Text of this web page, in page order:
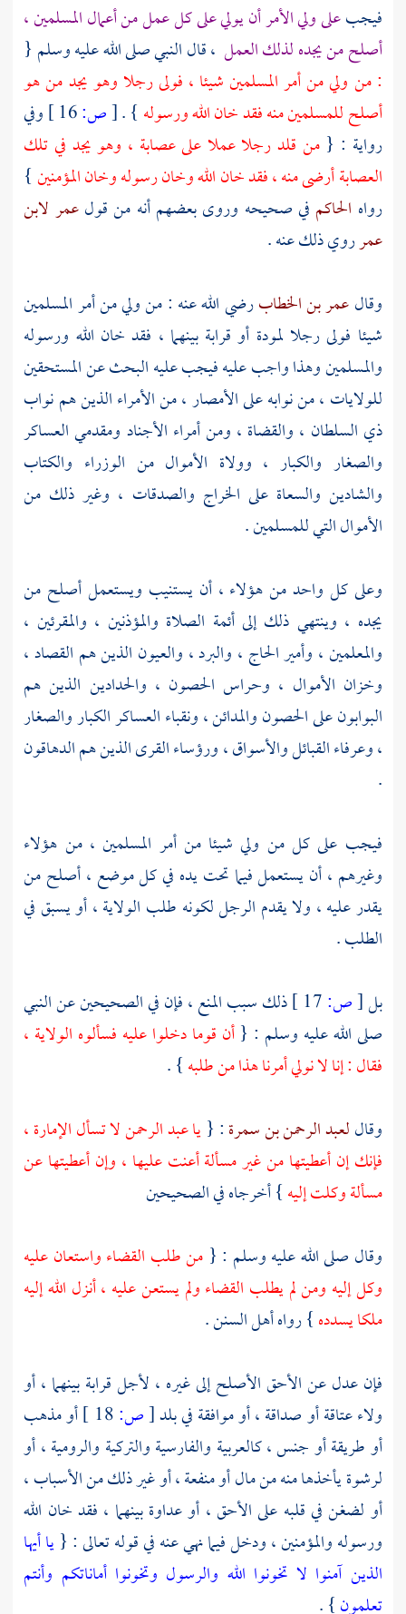
فيجبعلى ولي الأمر أن يولي على كل عمل من أعمال المسلمين ،
أصلح من يجده لذلك العمل ، قال النبي صلى الله عليه وسلم {
: من ولي من أمر المسلمين شيئا ، فولى رجلا وهو يجد من هو
أصلح للمسلمين منه فقد خان الله ورسوله } .
[ص:
وفي
رواية : {من قلد رجلا عملا على عصابة ، وهو يجد في تلك
العصابة أرضى منه ، فقد خان الله وخان رسوله وخان المؤمنين}
رواه الحاكم في صحيحه وروى بعضهم أنه من قولعمر لابن
عمرروي ذلك عنه .
وقالعمر بن الخطابرضي الله عنه : من ولي من أمر المسلمين
شيئا فولى رجلا لمودة أو قرابة بينهما ، فقد خان الله ورسوله
والمسلمين وهذا واجب عليه فيجب عليه البحث عن المستحقين
للولايات ، من نوابه على الأمصار ، من الأمراء الذين هم نواب
ذي السلطان ، والقضاة ، ومن أمراء الأجناد ومقدمي العساكر
والصغار والكبار ، وولاة الأموال من الوزراء والكتاب
والشادين والسعاة على الخراج والصدقات ، وغير ذلك من
الأموال التي للمسلمين .
وعلى كل واحد من هؤلاء ، أن يستنيب ويستعمل أصلح من
يجده ، وينتهي ذلك إلى أئمة الصلاة والمؤذنين ، والمقرئين ،
والمعلمين ، وأمير الحاج ، والبرد ، والعيون الذين هم القصاد ،
وخزان الأموال ، وحراس الحصون ، والحدادين الذين هم
البوابون على الحصون والمدائن ، ونقباء العساكر الكبار والصغار
، وعرفاء القبائل والأسواق ، ورؤساء القرى الذين هم الدهاقون
.
فيجب على كل من ولي شيئا من أمر المسلمين ، من هؤلاء
وغيرهم ، أن يستعمل فيما تحت يده في كل موضع ، أصلح من
يقدر عليه ، ولا يقدم الرجل لكونه طلب الولاية ، أو يسبق في
الطلب .
بل[ص:
ذلك سبب المنع ، فإن في الصحيحين عن النبي
صلى الله عليه وسلم : {أن قوما دخلوا عليه فسألوه الولاية ،
فقال : إنا لا نولي أمرنا هذا من طلبه} .
وقاللعبد الرحمن بن سمرة: {ياعبد الرحمنلا تسأل الإمارة ،
فإنك إن أعطيتها من غير مسألة أعنت عليها ، وإن أعطيتها عن
مسألة وكلت إليه} أخرجاه في الصحيحين
وقال صلى الله عليه وسلم : { من طلب القضاء واستعان عليه
وكل إليه ومن لم يطلب القضاء ولم يستعن عليه ، أنزل الله إليه
ملكا يسدده} رواه أهل السنن .
فإن عدل عن الأحق الأصلح إلى غيره ، لأجل قرابة بينهما ، أو
ولاء عتاقة أو صداقة ، أو موافقة في بلد[ص:
أو مذهب
أو طريقة أو جنس ، كالعربية والفارسية والتركية والرومية ، أو
لرشوة يأخذها منه من مال أو منفعة ، أو غير ذلك من الأسباب ،
أو لضغن في قلبه على الأحق ، أو عداوة بينهما ، فقد خان الله
ورسوله والمؤمنين ، ودخل فيما نهي عنه في قوله تعالى : {يا أيها
الذين آمنوا لا تخونوا الله والرسول وتخونوا أماناتكم وأنتم
تعلمون} .